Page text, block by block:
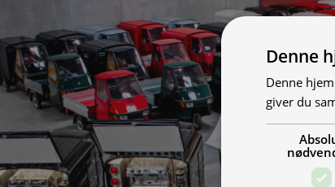
Denne
Denne
giver du